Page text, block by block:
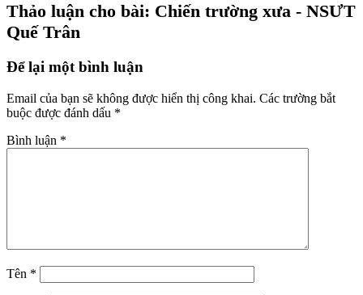
Thảo luận cho bài: Chiến trường xưa - NSƯT
Quế Trân
Để lại một bình luận
Email của bạn sẽ không được hiển thị công khai. Các trường bắt
buộc được đánh dấu *
Bình luận *
Tên *